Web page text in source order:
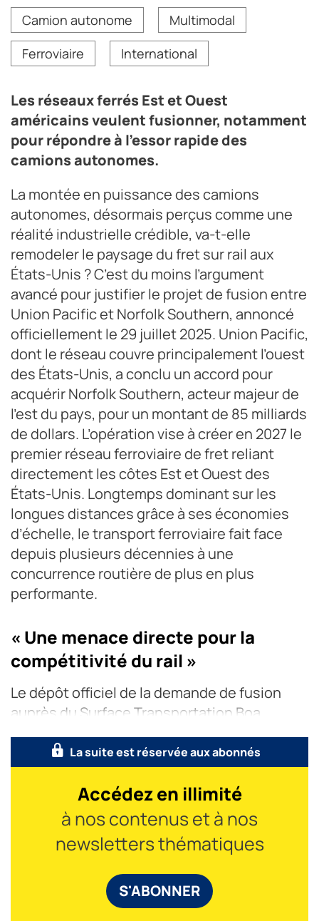
Le projet de fusion entre Union Pacific et Norfolk
Southern vise à créer en 2027 le premier réseau
ferroviaire de fret reliant directement les côtes Est et
Ouest des États-Unis.
Camion autonome
Multimodal
Ferroviaire
International
Les réseaux ferrés Est et Ouest
américains veulent fusionner, notamment
pour répondre à l’essor rapide des
camions autonomes.
La montée en puissance des camions
autonomes, désormais perçus comme une
réalité industrielle crédible, va-t-elle
remodeler le paysage du fret sur rail aux
États-Unis ? C’est du moins l’argument
avancé pour justifier le projet de fusion entre
Union Pacific et Norfolk Southern, annoncé
officiellement le 29 juillet 2025. Union Pacific,
dont le réseau couvre principalement l’ouest
des États-Unis, a conclu un accord pour
acquérir Norfolk Southern, acteur majeur de
l’est du pays, pour un montant de 85 milliards
de dollars. L’opération vise à créer en 2027 le
premier réseau ferroviaire de fret reliant
directement les côtes Est et Ouest des
États-Unis. Longtemps dominant sur les
longues distances grâce à ses économies
d’échelle, le transport ferroviaire fait face
depuis plusieurs décennies à une
concurrence routière de plus en plus
performante.
« Une menace directe pour la
compétitivité du rail »
Le dépôt officiel de la demande de fusion
auprès du Surface Transportation Boa
La suite est réservée aux abonnés
Accédez en illimité
à nos contenus et à nos
newsletters thématiques
S'ABONNER